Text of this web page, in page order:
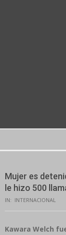
Mujer es
le hizo 500
IN: INTERNACIONAL
Kawara Welch